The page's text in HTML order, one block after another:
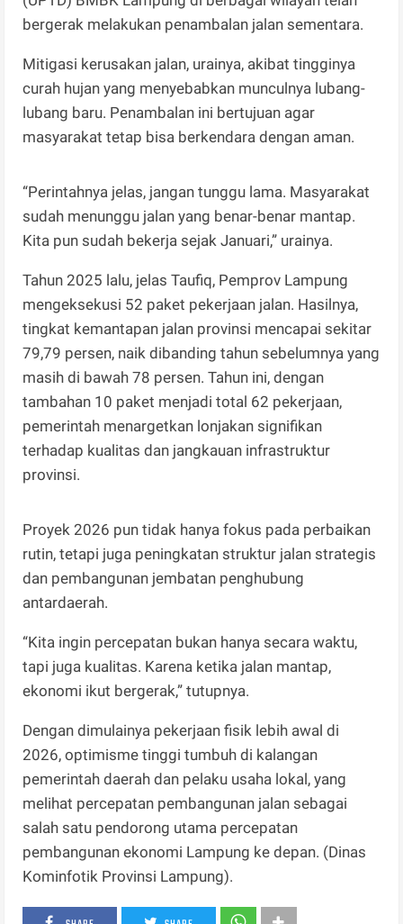
bergerak melakukan penambalan jalan sementara.
Mitigasi kerusakan jalan, urainya, akibat tingginya
curah hujan yang menyebabkan munculnya lubang-
lubang baru. Penambalan ini bertujuan agar
masyarakat tetap bisa berkendara dengan aman.
“Perintahnya jelas, jangan tunggu lama. Masyarakat
sudah menunggu jalan yang benar-benar mantap.
Kita pun sudah bekerja sejak Januari,” urainya.
Tahun 2025 lalu, jelas Taufiq, Pemprov Lampung
mengeksekusi 52 paket pekerjaan jalan. Hasilnya,
tingkat kemantapan jalan provinsi mencapai sekitar
79,79 persen, naik dibanding tahun sebelumnya yang
masih di bawah 78 persen. Tahun ini, dengan
tambahan 10 paket menjadi total 62 pekerjaan,
pemerintah menargetkan lonjakan signifikan
terhadap kualitas dan jangkauan infrastruktur
provinsi.
Proyek 2026 pun tidak hanya fokus pada perbaikan
rutin, tetapi juga peningkatan struktur jalan strategis
dan pembangunan jembatan penghubung
antardaerah.
“Kita ingin percepatan bukan hanya secara waktu,
tapi juga kualitas. Karena ketika jalan mantap,
ekonomi ikut bergerak,” tutupnya.
Dengan dimulainya pekerjaan fisik lebih awal di
2026, optimisme tinggi tumbuh di kalangan
pemerintah daerah dan pelaku usaha lokal, yang
melihat percepatan pembangunan jalan sebagai
salah satu pendorong utama percepatan
pembangunan ekonomi Lampung ke depan. (Dinas
Kominfotik Provinsi Lampung).